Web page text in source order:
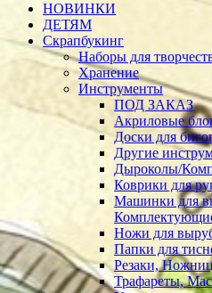
НОВИНКИ
ДЕТЯМ
Скрапбукинг
Наборы для
Хранение
Инструменты
ПОД ЗАКАЗ
Акриловые
Доски для
Другие
Дыроколы/
Коврики для
Машинки для
Ножи для
Папки для
Резаки,
Трафареты,